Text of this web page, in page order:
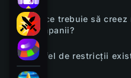
De ce trebuie să creez
campanii?
Ce fel de restricții